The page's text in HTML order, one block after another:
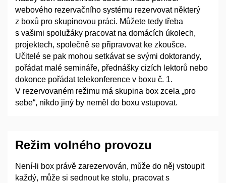
webového rezervačního systému rezervovat některý
z boxů pro skupinovou práci. Můžete tedy třeba
s vašimi spolužáky pracovat na domácích úkolech,
projektech, společně se připravovat ke zkoušce.
Učitelé se pak mohou setkávat se svými doktorandy,
pořádat malé semináře, přednášky cizích lektorů nebo
dokonce pořádat telekonference v boxu č. 1.
V rezervovaném režimu má skupina box zcela „pro
sebe“, nikdo jiný by neměl do boxu vstupovat.
Režim volného provozu
Není-li box právě zarezervován, může do něj vstoupit
každý, může si sednout ke stolu, pracovat s